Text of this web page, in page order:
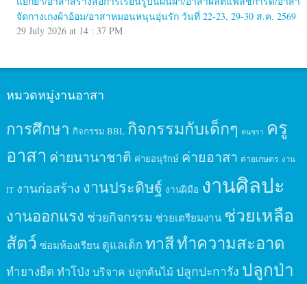
จัดกางเกงผ้าอ้อม/อาสาหมอนหนุนอุ่นรัก วันที่ 22-23, 29-30 ส.ค. 2569
29 July 2026 at 14 : 37 PM
หมวดหมู่งานอาสา
การศึกษา กิจกรรม BBL กิจกรรมกับเด็กๆ คนชรา ครู
อาสา ค่ายนานาชาติ ค่ายอนุรักษ์ ค่ายอาสา ค่ายเกษตร งาน
IT งานก่อสร้าง งานประดิษฐ์ งานฝีมือ งานศิลปะ
งานออกแรง ช่วยกิจกรรม ช่วยเตรียมงาน ช่วยเหลือ
สัตว์ ซ่อมห้องเรียน ดูแลเด็ก ทาสีทำความสะอาด
ทำยางยืด ทำโป่ง บริจาค ปลูกต้นไม้ ปลูกปะการัง ปลูกป่า